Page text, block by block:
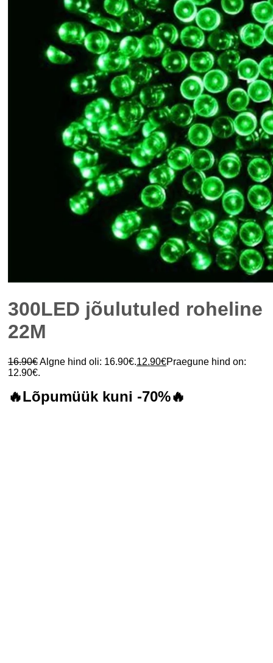
300LED jõulutuled roheline
22M
16.90€Algne hind oli: 16.90€.12.90€Praegune hind on:
12.90€.
🔥Lõpumüük kuni -70%🔥